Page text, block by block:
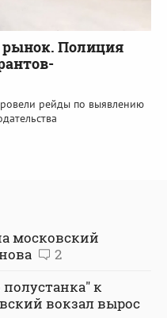
рынок. Полиция
рейды по выявлению
московский
2
к
вокзал вырос